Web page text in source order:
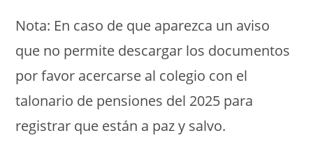
Nota: En caso de que aparezca un aviso
que no permite descargar los documentos
por favor acercarse al colegio con el
talonario de pensiones del 2025 para
registrar que están a paz y salvo.